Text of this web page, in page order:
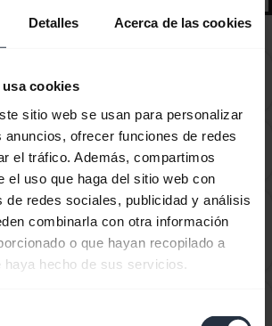
Detalles Acerca de las cookies
cookies
sitio web se usan para personalizar
anuncios, ofrecer funciones de redes
el tráfico. Además, compartimos
el uso que haga del sitio web con
de redes sociales, publicidad y análisis
combinarla con otra información
o que hayan recopilado a
hecho de sus servicios.
mi Jabra Sport Pace Wireless con
el firmware o cambiar el
Jabra usando el Asistente de
firmware?